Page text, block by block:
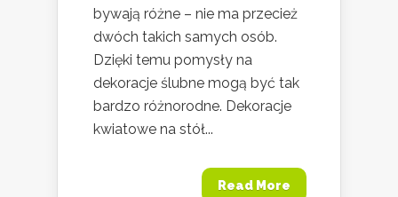
bywają różne – nie ma przecież
dwóch takich samych osób.
Dzięki temu pomysły na
dekoracje ślubne mogą być tak
bardzo różnorodne. Dekoracje
kwiatowe na stół...
Read More